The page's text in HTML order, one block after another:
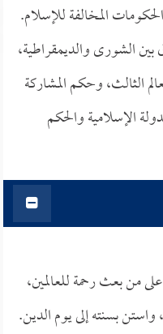
المخالفة للإسلام.
الشورى والديمقراطية،
الثالث، وحكم المشاركة
الإسلامية والحكم
من بعث رحمة للعالمين،
بسنته إلى يوم الدين.